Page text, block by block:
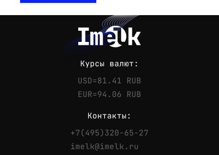
Контакты
Курсы валют:
USD=81.41 RUB
EUR=94.06 RUB
Контакты:
+7(495)320-65-27
imelk@imelk.ru